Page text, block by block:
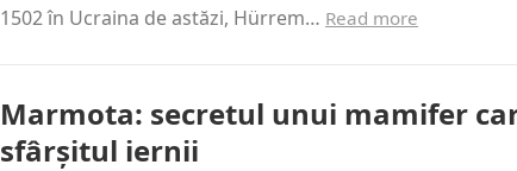
1502 în Ucraina de astăzi, Hürrem… Read more
Marmota: secretul unui mamifer
sfârșitul iernii